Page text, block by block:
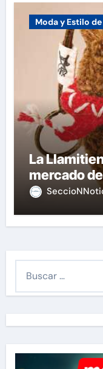
Moda y Estilo
La
mercado
r